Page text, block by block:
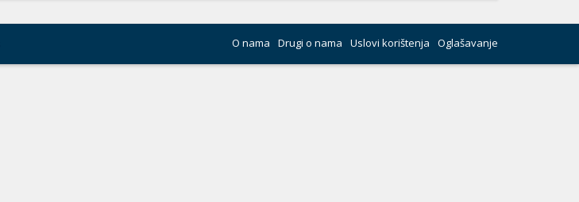
O nama Drugi o nama Uslovi korištenja Oglašavanje